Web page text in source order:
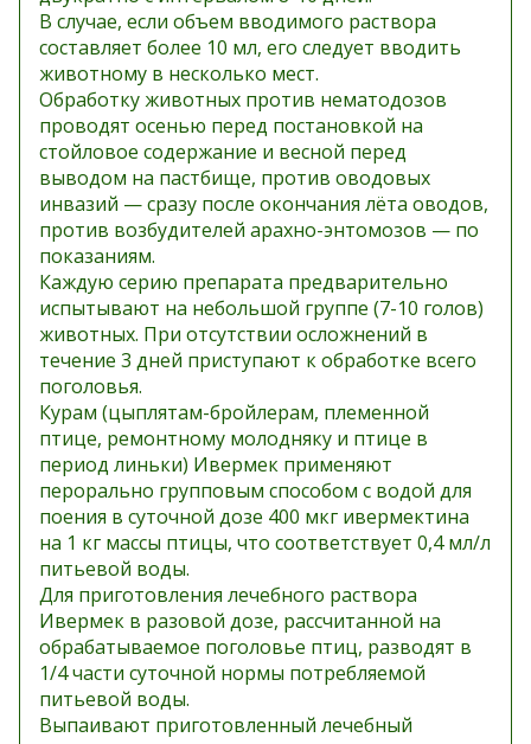
В случае, если объем вводимого раствора
составляет более 10 мл, его следует вводить
животному в несколько мест.
Обработку животных против нематодозов
проводят осенью перед постановкой на
стойловое содержание и весной перед
выводом на пастбище, против оводовых
инвазий — сразу после окончания лёта оводов,
против возбудителей арахно-энтомозов — по
показаниям.
Каждую серию препарата предварительно
испытывают на небольшой группе (7-10 голов)
животных. При отсутствии осложнений в
течение 3 дней приступают к обработке всего
поголовья.
Курам (цыплятам-бройлерам, племенной
птице, ремонтному молодняку и птице в
период линьки) Ивермек применяют
перорально групповым способом с водой для
поения в суточной дозе 400 мкг ивермектина
на 1 кг массы птицы, что соответствует 0,4 мл/л
питьевой воды.
Для приготовления лечебного раствора
Ивермек в разовой дозе, рассчитанной на
обрабатываемое поголовье птиц, разводят в
1/4 части суточной нормы потребляемой
питьевой воды.
Выпаивают приготовленный лечебный